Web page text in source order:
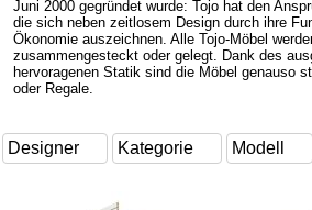
Juni 2000 gegründet wurde: Tojo hat den
die sich neben zeitlosem Design durch ihre
Ökonomie auszeichnen. Alle Tojo-Möbel
zusammengesteckt oder gelegt. Dank des
hervoragenen Statik sind die Möbel genauso
oder Regale.